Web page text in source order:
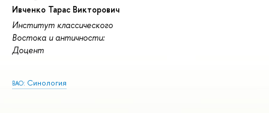
Ивченко Тарас Викторович
Институт классического
Востока и античности:
Доцент
ВАО: Синология